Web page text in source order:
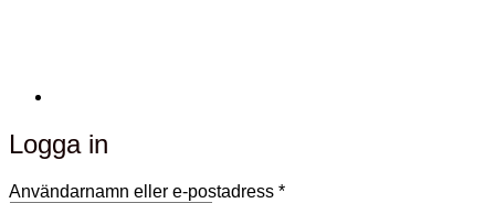
Logga in
Användarnamn eller e-postadress *Obligatoriskt